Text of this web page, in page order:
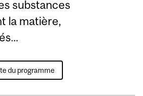
substances
la matière,
du programme